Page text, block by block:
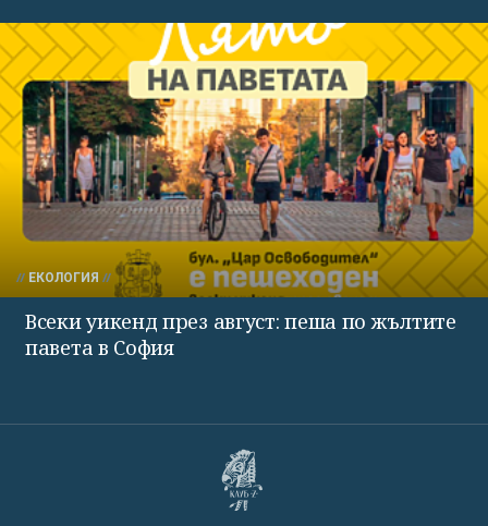
ЕКОЛОГИЯ
Всеки уикенд през август: пеша по жълтите
павета в София